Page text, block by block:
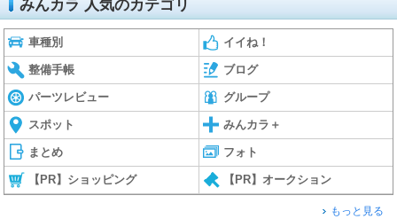
みんカラ 人気のカテゴリ
車種別 イイね！
整備手帳 ブログ
パーツレビュー グループ
スポット みんカラ＋
まとめ フォト
【PR】ショッピング 【PR】オークション
もっと見る